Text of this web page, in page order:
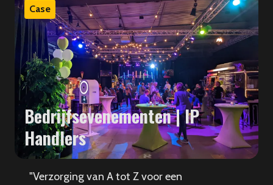
Case
Bedrijfsevenementen | IP
Handlers
"Verzorging van A tot Z voor een